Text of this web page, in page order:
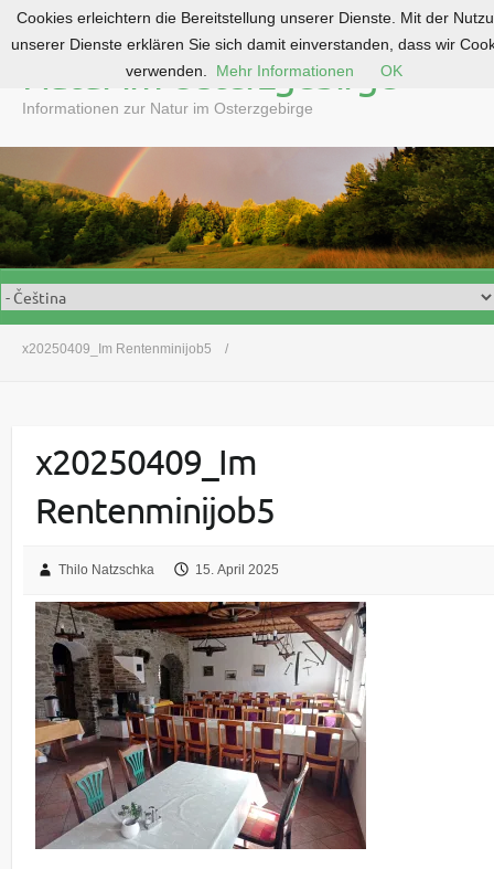
o
c
o
n
t
e
n
Natur im Osterzgebirge
Informationen zur Natur im Osterzgebirge
x20250409_Im Rentenminijob5
x20250409_Im
Rentenminijob5
Thilo Natzschka 15. April 2025
Cookies erleichtern die Bereitstellung unserer Dienste. Mit der
unserer Dienste erklären Sie sich damit einverstanden, dass wir
verwenden.
Mehr Informationen OK